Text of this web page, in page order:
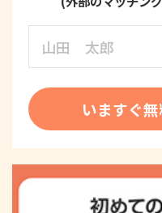
いますぐ